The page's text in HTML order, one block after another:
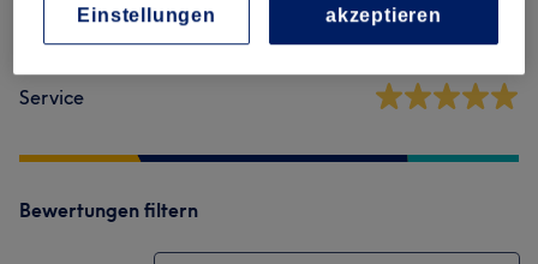
Sauberkeit
Service
Bewertungen filtern
Einstellungen
akzeptieren